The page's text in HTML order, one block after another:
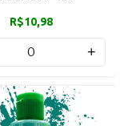
R$10,98
+